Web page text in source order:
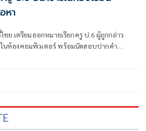
หา
ชย เตรียมออกหมายเรียกครู ป.6 ผู้ถูกกล่าว
นห้องคอมพิวเตอร์ พร้อมนัดสอบปากคำผู้